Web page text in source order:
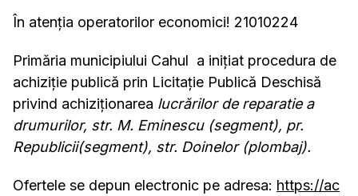
În atenția operatorilor economici! 21010224
Primăria municipiului Cahul a inițiat procedura de
achiziție publică prin Licitație Publică Deschisă
privind achiziționarea lucrărilor de reparatie a
drumurilor, str. M. Eminescu (segment), pr.
Republicii(segment), str. Doinelor (plombaj).
Ofertele se depun electronic pe adresa: https://ac